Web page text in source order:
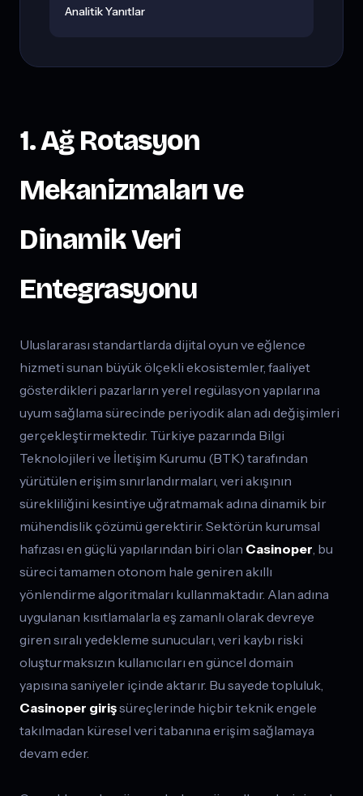
Analitik Yanıtlar
1. Ağ Rotasyon
Mekanizmaları ve
Dinamik Veri
Entegrasyonu
Uluslararası standartlarda dijital oyun ve eğlence
hizmeti sunan büyük ölçekli ekosistemler, faaliyet
gösterdikleri pazarların yerel regülasyon yapılarına
uyum sağlama sürecinde periyodik alan adı değişimleri
gerçekleştirmektedir. Türkiye pazarında Bilgi
Teknolojileri ve İletişim Kurumu (BTK) tarafından
yürütülen erişim sınırlandırmaları, veri akışının
sürekliliğini kesintiye uğratmamak adına dinamik bir
mühendislik çözümü gerektirir. Sektörün kurumsal
hafızası en güçlü yapılarından biri olan Casinoper, bu
süreci tamamen otonom hale geniren akıllı
yönlendirme algoritmaları kullanmaktadır. Alan adına
uygulanan kısıtlamalarla eş zamanlı olarak devreye
giren sıralı yedekleme sunucuları, veri kaybı riski
oluşturmaksızın kullanıcıları en güncel domain
yapısına saniyeler içinde aktarır. Bu sayede topluluk,
Casinoper girişsüreçlerinde hiçbir teknik engele
takılmadan küresel veri tabanına erişim sağlamaya
devam eder.